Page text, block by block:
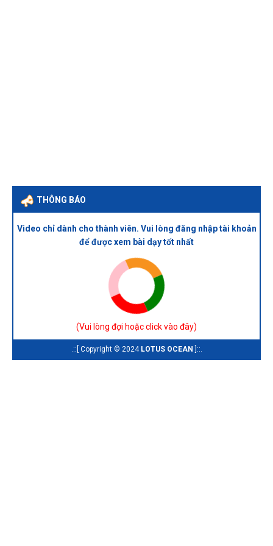
THÔNG BÁO
Video chỉ dành cho thành viên. Vui lòng đăng nhập tài khoản
để được xem bài dạy tốt nhất
(Vui lòng đợi hoặc click vào đây)
.::[ Copyright © 2024 LOTUS OCEAN ]::.